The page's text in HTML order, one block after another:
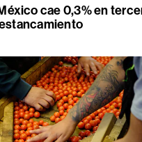
cae 0,3% en